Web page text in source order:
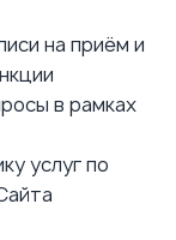
на приём и
в рамках
услуг по